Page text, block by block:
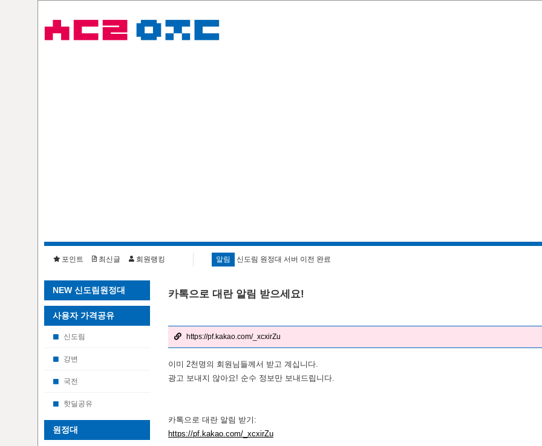
포인트 최신글 회원랭킹 알림 신도림 원정대 서버 이전 완료
NEW 신도림원정대
사용자 가격공유
신도림
강변
국전
핫딜공유
원정대
카톡으로 대란 알림 받으세요!
https://pf.kakao.com/_xcxirZu
이미 2천명의 회원님들께서 받고 계십니다.
광고 보내지 않아요! 순수 정보만 보내드립니다.
카톡으로 대란 알림 받기:
https://pf.kakao.com/_xcxirZu